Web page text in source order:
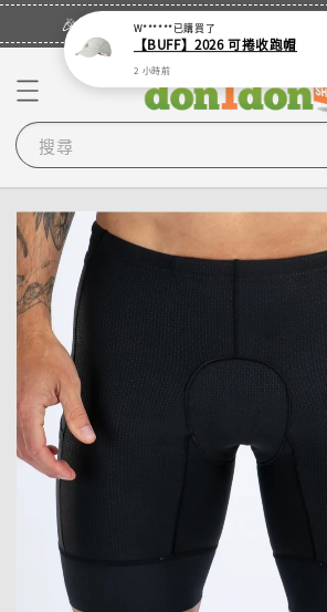
🎉登入會員・領取您的專屬折扣券！
搜尋
W******已購買了
【BUFF】2026 可捲收跑帽
2 小時前